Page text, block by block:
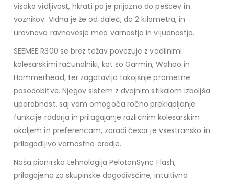
visoko vidljivost, hkrati pa je prijazno do pešcev in
voznikov. Vidna je že od daleč, do 2 kilometra, in
uravnava ravnovesje med varnostjo in vljudnostjo.
SEEMEE R300 se brez težav povezuje z vodilnimi
kolesarskimi računalniki, kot so Garmin, Wahoo in
Hammerhead, ter zagotavlja takojšnje prometne
posodobitve. Njegov sistem z dvojnim stikalom izboljša
uporabnost, saj vam omogoča ročno preklapljanje
funkcije radarja in prilagajanje različnim kolesarskim
okoljem in preferencam, zaradi česar je vsestransko in
prilagodljivo varnostno orodje.
Naša pionirska tehnologija PelotonSync Flash,
prilagojena za skupinske dogodivščine, intuitivno